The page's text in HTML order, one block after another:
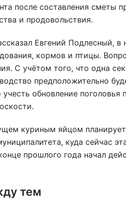
после составления сметы
и продовольствия.
Евгений Подлесный, в
кормов и птицы.
С учётом того, что одна
предположительно
учесть обновление
куриным яйцом
куда сейчас
прошлого года начал
тем